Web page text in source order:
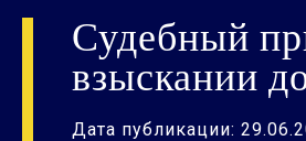
Судебный
взыскании
Дата публикации: